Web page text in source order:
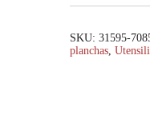
SKU: 31595-
planchas,